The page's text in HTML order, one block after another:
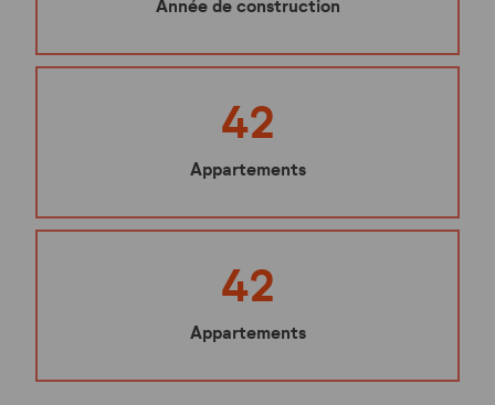
Année de construction
42
Appartements
42
Appartements